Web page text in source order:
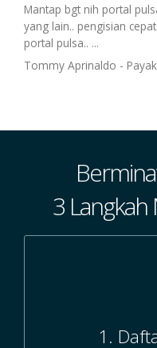
Mantap bgt nih portal
yang lain.. pengisian
portal pulsa.. ...
Tommy Aprinaldo -
3
1.